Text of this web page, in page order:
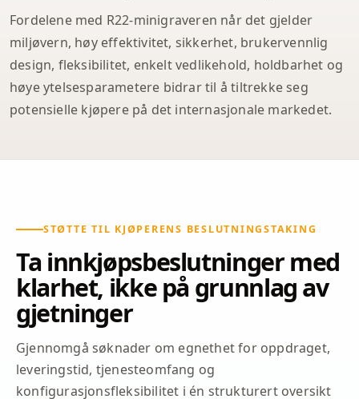
Fordelene med R22-minigraveren når det gjelder
miljøvern, høy effektivitet, sikkerhet, brukervennlig
design, fleksibilitet, enkelt vedlikehold, holdbarhet og
høye ytelsesparametere bidrar til å tiltrekke seg
potensielle kjøpere på det internasjonale markedet.
STØTTE TIL KJØPERENS BESLUTNINGSTAKING
Ta innkjøpsbeslutninger med
klarhet, ikke på grunnlag av
gjetninger
Gjennomgå søknader om egnethet for oppdraget,
leveringstid, tjenesteomfang og
konfigurasjonsfleksibilitet i én strukturert oversikt